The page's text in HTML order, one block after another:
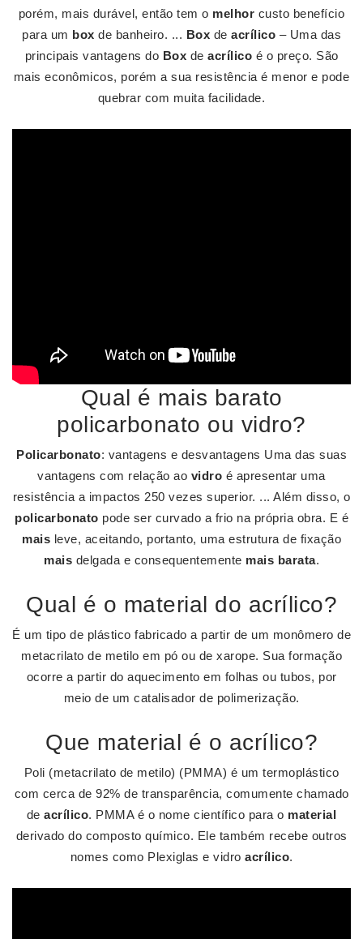
porém, mais durável, então tem o melhor custo benefício
para um box de banheiro. ... Box de acrílico – Uma das
principais vantagens do Box de acrílico é o preço. São
mais econômicos, porém a sua resistência é menor e pode
quebrar com muita facilidade.
Qual é mais barato
policarbonato ou vidro?
Policarbonato: vantagens e desvantagens Uma das suas
vantagens com relação ao vidro é apresentar uma
resistência a impactos 250 vezes superior. ... Além disso, o
policarbonato pode ser curvado a frio na própria obra. E é
mais leve, aceitando, portanto, uma estrutura de fixação
mais delgada e consequentemente mais barata.
Qual é o material do acrílico?
É um tipo de plástico fabricado a partir de um monômero de
metacrilato de metilo em pó ou de xarope. Sua formação
ocorre a partir do aquecimento em folhas ou tubos, por
meio de um catalisador de polimerização.
Que material é o acrílico?
Poli (metacrilato de metilo) (PMMA) é um termoplástico
com cerca de 92% de transparência, comumente chamado
deacrílico. PMMA é o nome científico para o material
derivado do composto químico. Ele também recebe outros
nomes como Plexiglas e vidro acrílico.